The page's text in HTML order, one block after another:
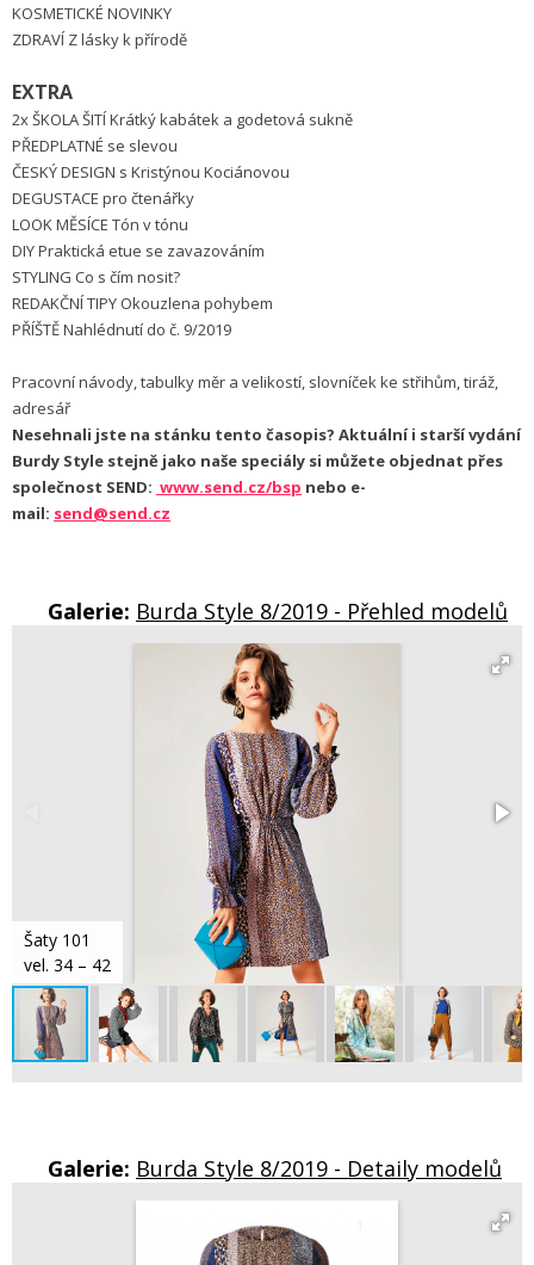
KOSMETICKÉ NOVINKY
ZDRAVÍ Z lásky k přírodě
EXTRA
2x ŠKOLA ŠITÍ Krátký kabátek a godetová sukně
PŘEDPLATNÉ se slevou
ČESKÝ DESIGN s Kristýnou Kociánovou
DEGUSTACE pro čtenářky
LOOK MĚSÍCE Tón v tónu
DIY Praktická etue se zavazováním
STYLING Co s čím nosit?
REDAKČNÍ TIPY Okouzlena pohybem
PŘÍŠTĚ Nahlédnutí do č. 9/2019
Pracovní návody, tabulky měr a velikostí, slovníček ke střihům, tiráž,
adresář
Nesehnali jste na stánku tento časopis? Aktuální i starší vydání
Burdy Style stejně jako naše speciály si můžete objednat přes
společnost SEND: www.send.cz/bsp nebo e-
mail: send@send.cz
Galerie: Burda Style 8/2019 - Přehled modelů
Šaty 101
vel. 34 – 42
Galerie: Burda Style 8/2019 - Detaily modelů